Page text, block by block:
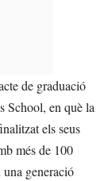
de graduació
School, en què la
els seus
més de 100
una generació